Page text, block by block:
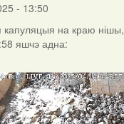
- 13:50
капуляцыя на краю нішы,
яшчэ адна: